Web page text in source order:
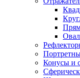
Конусы и